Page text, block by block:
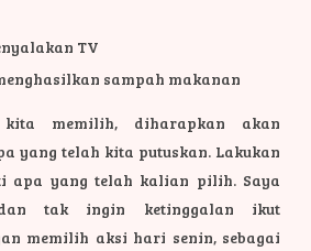
TV
sampah makanan
kita memilih, diharapkan akan
yang telah kita putuskan. Lakukan
apa yang telah kalian pilih. Saya
tak ingin ketinggalan ikut
memilih aksi hari senin, sebagai